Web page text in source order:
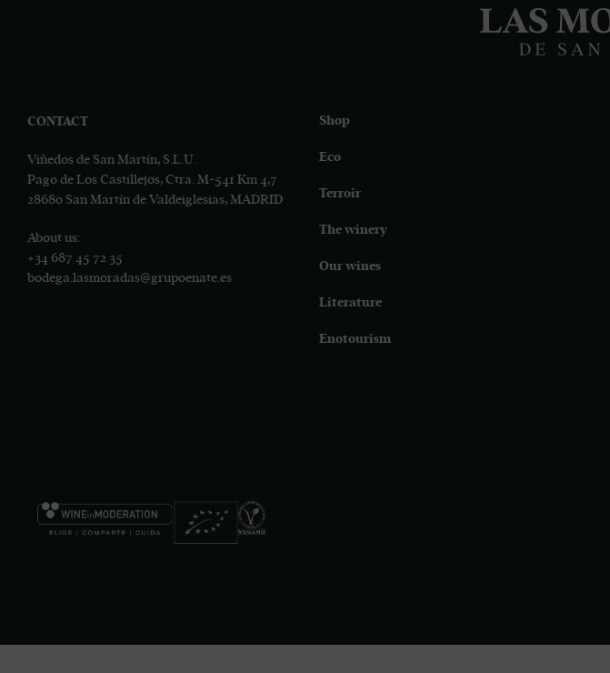
CONTACT
Viñedos de San Martín, S.L.U.
Pago de Los Castillejos, Ctra. M-541 Km 4,7
28680 San Martín de Valdeiglesias, MADRID
About us:
+34 687 45 72 35
bodega.lasmoradas@grupoenate.es
Shop
Eco
Terroir
The winery
Our wines
Literature
Enotourism